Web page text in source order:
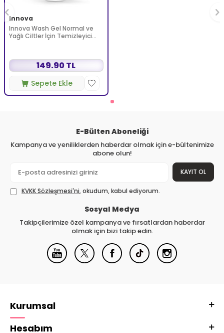
Innova
Innova Wash Gel Normal ve
Yağlı Ciltler İçin Temizleyici
149.90 TL
Sepete Ekle
E-Bülten Aboneliği
Kampanya ve yeniliklerden haberdar olmak için e-bültenimize
abone olun!
KAYIT OL
KVKK Sözleşmesi'ni, okudum, kabul ediyorum.
Sosyal Medya
Takipçilerimize özel kampanya ve fırsatlardan haberdar
olmak için bizi takip edin.
Kurumsal
Hesabım